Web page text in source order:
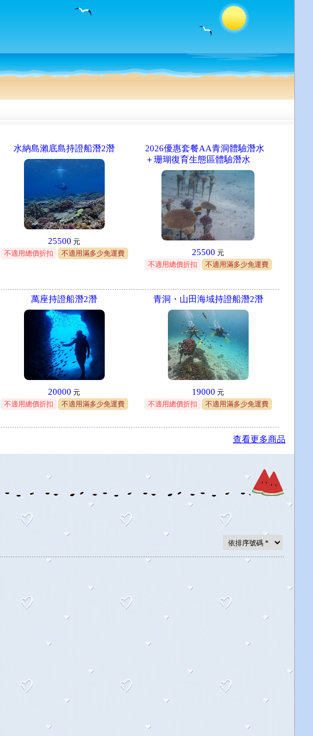
水納島瀨底島持證船潛2潛
25500 元
不適用總價折扣
不適用滿多少免運費
2026優惠套餐AA青洞體驗潛水
＋珊瑚復育生態區體驗潛水
25500 元
不適用總價折扣
不適用滿多少免運費
萬座持證船潛2潛
20000 元
不適用總價折扣
不適用滿多少免運費
青洞・山田海域持證船潛2潛
19000 元
不適用總價折扣
不適用滿多少免運費
查看更多商品